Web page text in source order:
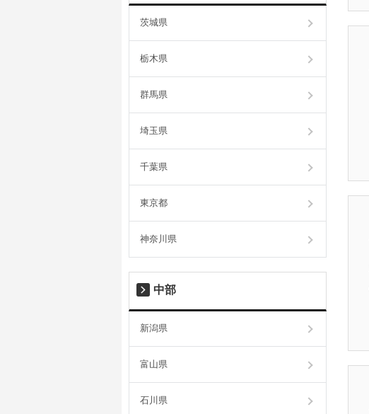
茨城県
栃木県
群馬県
埼玉県
千葉県
東京都
神奈川県
中部
新潟県
富山県
石川県